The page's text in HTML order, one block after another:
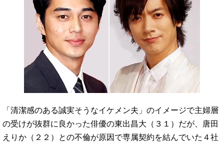
「清潔感のある誠実そうなイケメン夫」のイメージで主婦層
の受けが抜群に良かった俳優の東出昌大（３１）だが、唐田
えりか（２２）との不倫が原因で専属契約を結んでいた４社